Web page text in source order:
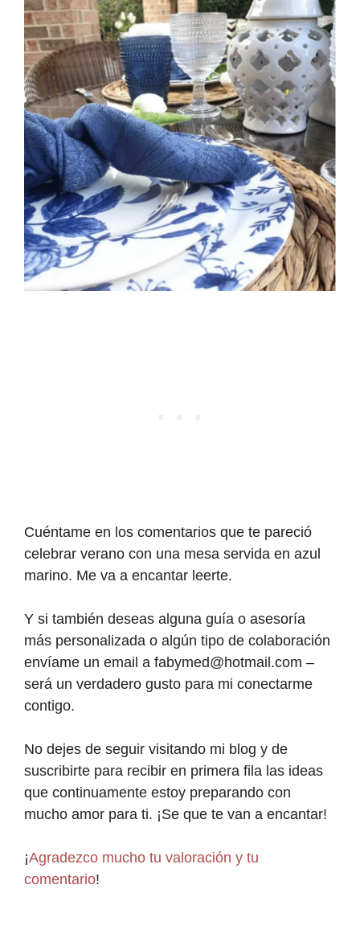
Cuéntame en los comentarios que te pareció
celebrar verano con una mesa servida en azul
marino. Me va a encantar leerte.
Y si también deseas alguna guía o asesoría
más personalizada o algún tipo de colaboración
envíame un email a fabymed@hotmail.com –
será un verdadero gusto para mi conectarme
contigo.
No dejes de seguir visitando mi blog y de
suscribirte para recibir en primera fila las ideas
que continuamente estoy preparando con
mucho amor para ti. ¡Se que te van a encantar!
¡Agradezco mucho tu valoración y tu
comentario!